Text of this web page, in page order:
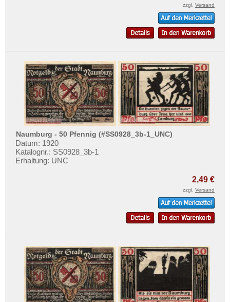
zzgl. Versand
Naumburg - 50 Pfennig (#SS0928_3b-1_UNC)
Datum: 1920
Katalognr.: SS0928_3b-1
Erhaltung: UNC
2,49 €
zzgl. Versand